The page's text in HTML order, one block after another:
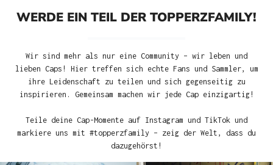
WERDE EIN TEIL DER TOPPERZFAMILY!
Wir sind mehr als nur eine Community – wir leben und
lieben Caps! Hier treffen sich echte Fans und Sammler, um
ihre Leidenschaft zu teilen und sich gegenseitig zu
inspirieren. Gemeinsam machen wir jede Cap einzigartig!
Teile deine Cap-Momente auf Instagram und TikTok und
markiere uns mit #topperzfamily – zeig der Welt, dass du
dazugehörst!